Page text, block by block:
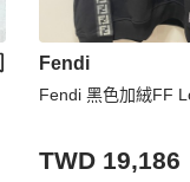
Fendi
Fendi 黑色加絨FF
TWD 19,186